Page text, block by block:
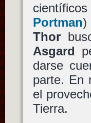
Portman)
Thor
Asgard
darse
parte. En
el
Tierra.